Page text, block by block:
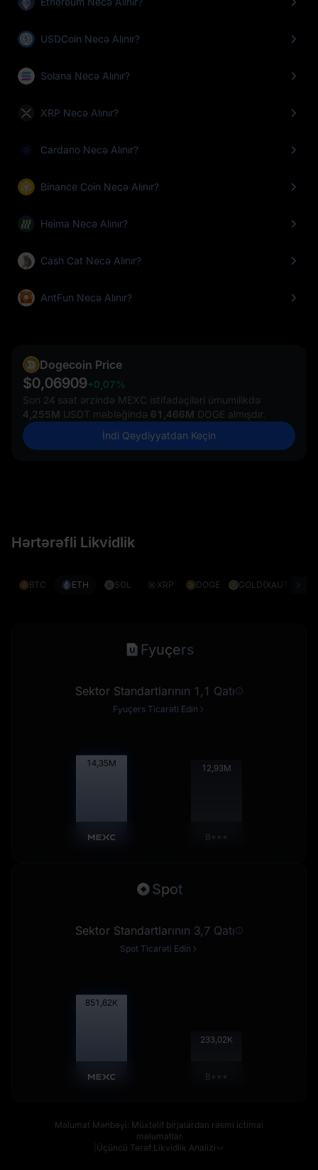
USDCoin Necə Alınır?
Solana Necə Alınır?
XRP Necə Alınır?
Cardano Necə Alınır?
Binance Coin Necə Alınır?
Heima Necə Alınır?
Cash Cat Necə Alınır?
AntFun Necə Alınır?
Dogecoin Price
$0,06909+0,07%
Son 24 saat ərzində MEXC istifadəçiləri ümumilikdə
4,255M USDT məbləğində 61,466M DOGE almışdır.
İndi Qeydiyyatdan Keçin
Hərtərəfli Likvidlik
BTC ETH SOL XRP DOGE GOLD(XAUT)
Fyuçers
Sektor Standartlarının 1,1 Qatı
Fyuçers Ticarəti Edin
14,37M 12,94M
B***
Spot
Sektor Standartlarının 3,7 Qatı
Spot Ticarəti Edin
852,68K
233,31K
B***
Məlumat Mənbəyi: Müxtəlif birjalardan rəsmi ictimai
məlumatlar
Üçüncü Tərəf Likvidlik Analizi